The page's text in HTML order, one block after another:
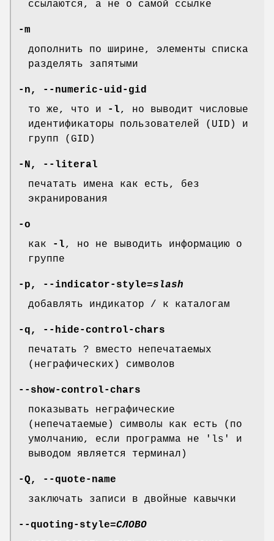
ссылаются, а не о самой ссылке
-m
дополнить по ширине, элементы списка
разделять запятыми
-n ,
--numeric-uid-gid
то же, что и
-l, но выводит числовые
идентификаторы пользователей (UID) и
групп (GID)
-N ,
--literal
печатать имена как есть, без
экранирования
-o
как
-l, но не выводить информацию о
группе
-p , --indicator-style=slash
добавлять индикатор / к каталогам
-q ,
--hide-control-chars
печатать ? вместо непечатаемых
(неграфических) символов
--show-control-chars
показывать неграфические
(непечатаемые) символы как есть (по
умолчанию, если программа не 'ls' и
выводом является терминал)
-Q ,
--quote-name
заключать записи в двойные кавычки
--quoting-style=СЛОВО